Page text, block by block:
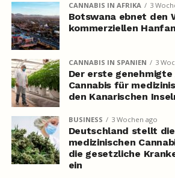
CANNABIS IN AFRIKA 3
Botswana ebnet den
kommerziellen
CANNABIS IN SPANIEN 3
Der erste genehmigte
Cannabis für
den Kanarischen
BUSINESS 3 Wochen ago
Deutschland stellt
medizinischen
die gesetzliche
ein